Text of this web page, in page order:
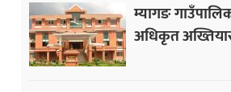
म्यागङ
अधिकृत